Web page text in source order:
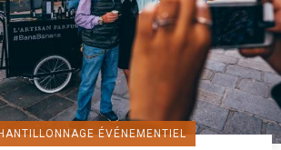
ÉVÉNEMENTIEL